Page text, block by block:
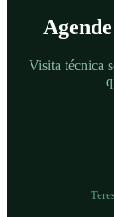
Visita técnica